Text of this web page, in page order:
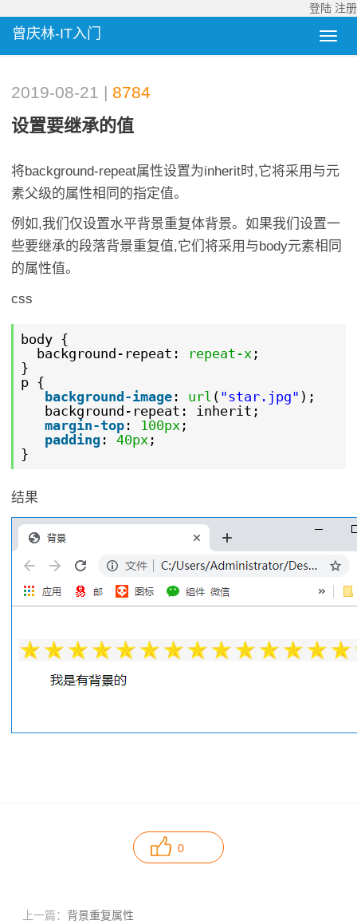
登陆 注册
曾庆林-IT入门
2019-08-21 | 8784
设置要继承的值
将background-repeat属性设置为inherit时,它将采用与元
素父级的属性相同的指定值。
例如,我们仅设置水平背景重复体背景。如果我们设置一
些要继承的段落背景重复值,它们将采用与body元素相同
的属性值。
css
body {
background-repeat:
repeat-x ;
}
p {
background-image: url ( "star.jpg" );
background-repeat: inherit;
margin-top: 100px ;
padding: 40px ;
}
结果
0
上一篇： 背景重复属性